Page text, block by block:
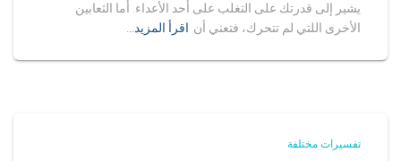
يشير إلى قدرتك على التغلب على أحد الأعداء. أما الثعابين
الأخرى اللتي لم تتحرك، فتعني أن اقرأ المزيد…
تفسيرات مختلفة